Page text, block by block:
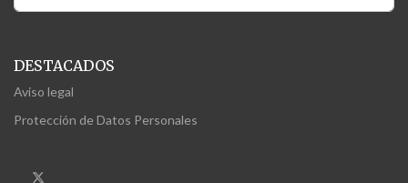
DESTACADOS
Aviso legal
Protección de Datos Personales